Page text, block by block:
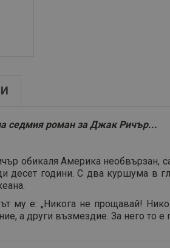
седмия роман за Джак Ричър...
обикаля Америка необвързан,
десет години. С два куршума в
му е: „Никога не прощавай!
а други възмездие. За него то е